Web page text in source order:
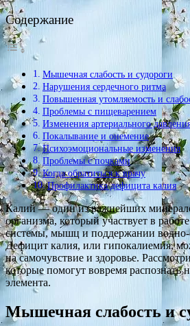
Содержание
Мышечная слабость и судороги
Нарушения сердечного ритма
Повышенная утомляемость и
Проблемы с пищеварением
Изменения артериального
Покалывание и онемение
Психоэмоциональные изменения
Проблемы с почками
Когда обратиться к врачу
Профилактика дефицита калия
Калий — один из важнейших
организма, который участвует в
системы, мышц и поддержании водно-
Дефицит калия, или гипокалиемия,
на самочувствие и здоровье.
которые помогут вовремя распознать
элемента.
Мышечная слабость и